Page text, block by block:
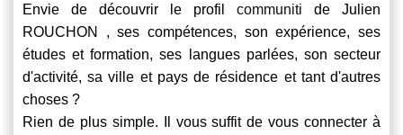
Envie de découvrir le profil communiti de Julien
ROUCHON , ses compétences, son expérience, ses
études et formation, ses langues parlées, son secteur
d'activité, sa ville et pays de résidence et tant d'autres
choses ?
Rien de plus simple. Il vous suffit de vous connecter à